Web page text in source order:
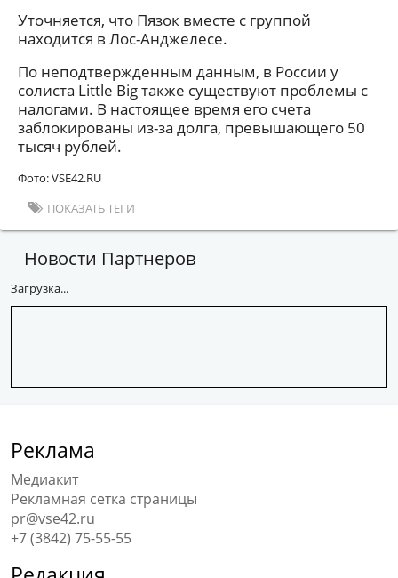
Уточняется, что Пязок вместе с группой
находится в Лос-Анджелесе.
По неподтвержденным данным, в России у
солиста Little Big также существуют проблемы с
налогами. В настоящее время его счета
заблокированы из-за долга, превышающего 50
тысяч рублей.
Фото: VSE42.RU
ПОКАЗАТЬ ТЕГИ
Новости Партнеров
Загрузка...
Реклама
Медиакит
Рекламная сетка страницы
pr@vse42.ru
+7 (3842) 75-55-55